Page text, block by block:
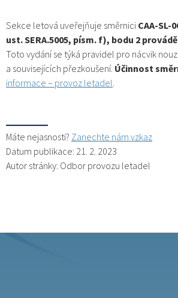
Sekce letová uveřejňuje směrnici CAA-
ust. SERA.5005, písm. f), bodu 2
Toto vydání se týká pravidel pro nácvik
a souvisejících přezkoušení. Účinnost
informace – provoz letadel.
Máte nejasnosti? Zanechte nám vzkaz
Datum publikace: 21. 2. 2023
Autor stránky: Odbor provozu letadel